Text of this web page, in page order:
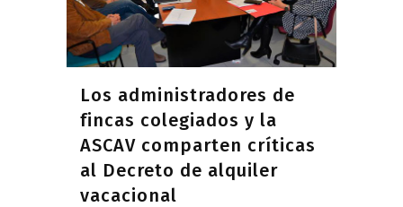
Los administradores de
fincas colegiados y la
ASCAV comparten críticas
al Decreto de alquiler
vacacional